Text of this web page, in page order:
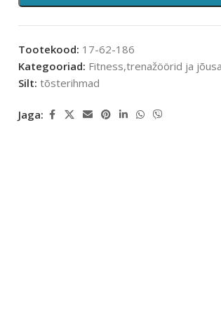
Tootekood: 17-62-186
Kategooriad: Fitness,trenažöörid ja
Silt: tõsterihmad
Jaga: